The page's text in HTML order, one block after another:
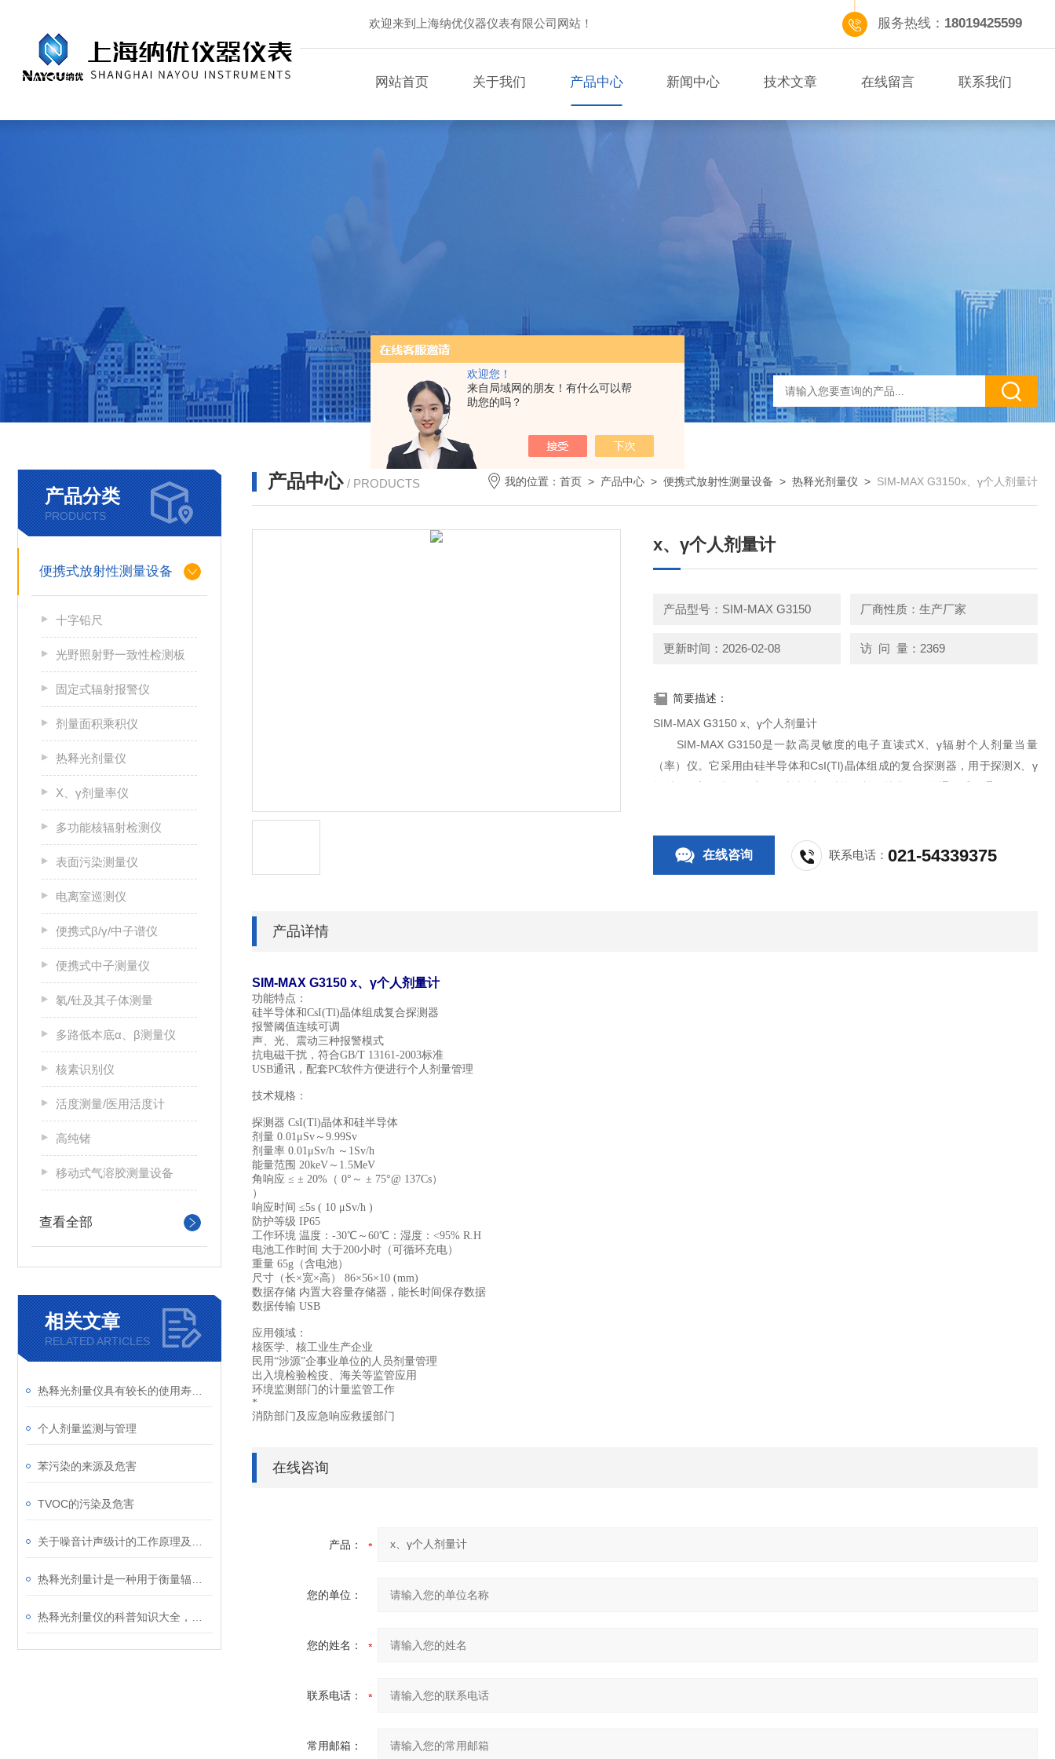
欢迎您！
来自局域网的朋友！有什么可以帮
助您的吗？
欢迎来到上海纳优仪器仪表有限公司网站！ 服务热线： 18019425599
网站首页 关于我们 产品中心 新闻中心 技术文章 在线留言 联系我们
产品分类
PRODUCTS
便携式放射性测量设备
十字铅尺
光野照射野一致性检测板
固定式辐射报警仪
剂量面积乘积仪
热释光剂量仪
X、γ剂量率仪
多功能核辐射检测仪
表面污染测量仪
电离室巡测仪
便携式β/γ/中子谱仪
便携式中子测量仪
氡/钍及其子体测量
多路低本底α、β测量仪
核素识别仪
活度测量/医用活度计
高纯锗
移动式气溶胶测量设备
查看全部
相关文章
RELATED ARTICLES
个人剂量监测与管理
苯污染的来源及危害
TVOC的污染及危害
产品中心 / PRODUCTS 我的位置： 首页 > 产品中心 > 便携式放射性测量设备 > 热释光剂量仪 > SIM-MAX G3150x、γ个人剂量计
x、γ个人剂量计
产品型号：SIM-MAX G3150 厂商性质：生产厂家
更新时间：2026-02-08 访 问 量：2369
简要描述：
SIM-MAX G3150 x、γ个人剂量计
SIM-MAX G3150是一款高灵敏度的电子直读式X、γ辐射个人剂量当量
（率）仪。它采用由硅半导体和CsI(Tl)晶体组成的复合探测器，用于探测X、γ
辐射个人剂量当量（率），并加以多种能量补偿技术。数据通讯采用通用的USB
在线咨询 联系电话：021-54339375
产品详情
SIM-MAX G3150 x、γ个人剂量计
功能特点：
硅半导体和CsI(Tl)晶体组成复合探测器
报警阈值连续可调
声、光、震动三种报警模式
抗电磁干扰，符合GB/T 13161-2003标准
USB通讯，配套PC软件方便进行个人剂量管理
技术规格：
探测器 CsI(Tl)晶体和硅半导体
剂量 0.01μSv～9.99Sv
剂量率 0.01μSv/h ～1Sv/h
能量范围 20keV～1.5MeV
角响应 ≤ ± 20%（ 0°～ ± 75°@ 137Cs）
）
响应时间 ≤5s ( 10 μSv/h )
防护等级 IP65
工作环境 温度：-30℃～60℃：湿度：<95% R.H
电池工作时间 大于200小时（可循环充电）
重量 65g（含电池）
尺寸（长×宽×高）
86×56×10 (mm)
数据存储 内置大容量存储器，能长时间保存数据
数据传输 USB
应用领域：
核医学、核工业生产企业
民用“涉源”企事业单位的人员剂量管理
出入境检验检疫、海关等监管应用
环境监测部门的计量监管工作
*
消防部门及应急响应救援部门
在线咨询
产品：
您的单位：
您的姓名：
联系电话：
常用邮箱：